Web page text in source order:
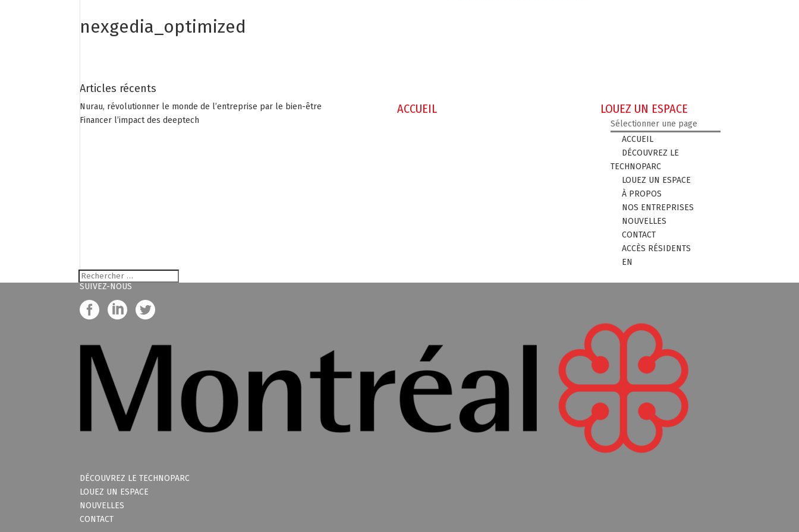
ACCUEIL LOUEZ UN ESPACE
Sélectionner une page
ACCUEIL
DÉCOUVREZ LE
TECHNOPARC
LOUEZ UN ESPACE
À PROPOS
NOS ENTREPRISES
NOUVELLES
CONTACT
ACCÈS RÉSIDENTS
EN
nexgedia_optimized
Articles récents
Nurau, révolutionner le monde de l’entreprise par le bien-être
Financer l’impact des deeptech
SUIVEZ-NOUS
DÉCOUVREZ LE TECHNOPARC
LOUEZ UN ESPACE
NOUVELLES
CONTACT